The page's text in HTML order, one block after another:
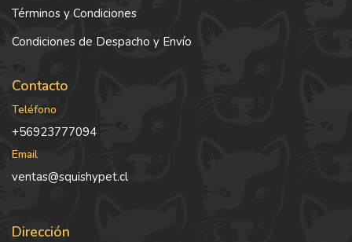
Términos y Condiciones
Condiciones de Despacho y Envío
Contacto
Teléfono
+56923777094
Email
ventas@squishypet.cl
Dirección